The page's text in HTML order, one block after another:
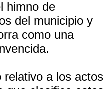
himno de
del municipio y
como una
relativo a los actos